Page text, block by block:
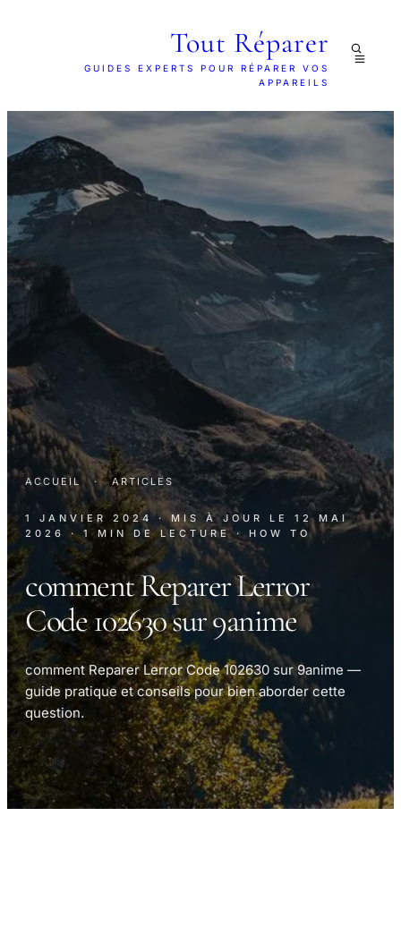
Tout Réparer
GUIDES EXPERTS POUR RÉPARER VOS
APPAREILS
ACCUEIL · ARTICLES
1 JANVIER 2024 · MIS À JOUR LE 12 MAI
2026
· 1 MIN DE LECTURE · HOW TO
comment Reparer Lerror
Code 102630 sur 9anime
comment Reparer Lerror Code 102630 sur 9anime —
guide pratique et conseils pour bien aborder cette
question.